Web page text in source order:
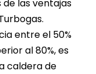
las ventajas
entre el 50%
al 80%, es
caldera de